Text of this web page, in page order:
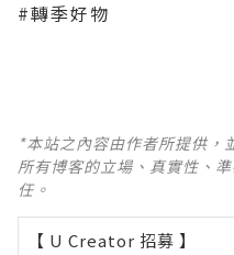
#轉季好物
*本站之內容由作者所提供，
所有博客的立場、真實性、
任。
【 U Creator 招募 】